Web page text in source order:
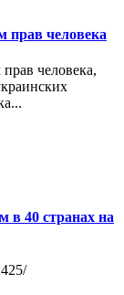
человека
человека,
в 40 странах на